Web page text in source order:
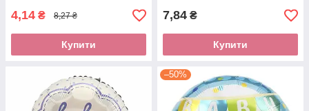
4,14 ₴ 8,27 ₴
Купити
7,84 ₴
Купити
–50%